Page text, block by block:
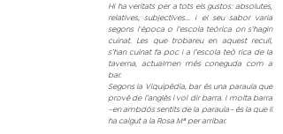
Hi ha veritats per a tots els gustos: absolutes,
relatives, subjectives... i el seu sabor varia
segons l'època o l’escola teòrica on s’hagin
cuinat. Les que trobareu en aquest recull,
s’han cuinat fa poc i a l’escola teò rica de la
taverna, actualmen més coneguda com a
bar.
Segons la Viquipèdia, bar és una paraula que
prové de l’anglès i vol dir barra. I molta barra
–en ambdós sentits de la paraula– és la que li
ha calgut a la Rosa Mª per arribar.